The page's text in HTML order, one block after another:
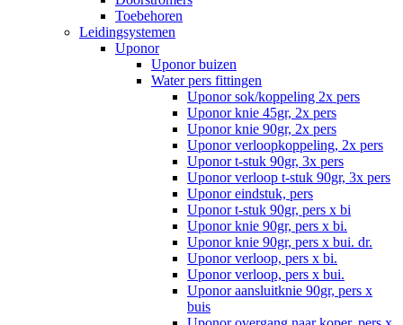
Toebehoren
Leidingsystemen
Uponor
Uponor buizen
Water pers fittingen
Uponor sok/koppeling 2x pers
Uponor knie 45gr, 2x pers
Uponor knie 90gr, 2x pers
Uponor verloopkoppeling, 2x pers
Uponor t-stuk 90gr, 3x pers
Uponor verloop t-stuk 90gr, 3x pers
Uponor eindstuk, pers
Uponor t-stuk 90gr, pers x bi
Uponor knie 90gr, pers x bi.
Uponor knie 90gr, pers x bui. dr.
Uponor verloop, pers x bi.
Uponor verloop, pers x bui.
Uponor aansluitknie 90gr, pers x
buis